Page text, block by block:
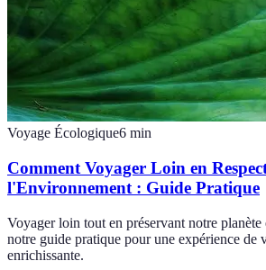
Voyage Écologique6 min
Comment Voyager Loin en
l'Environnement : Guide Pratique
Voyager loin tout en préservant notre
notre guide pratique pour une expérience de
enrichissante.